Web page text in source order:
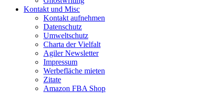
Kontakt und Misc
Kontakt aufnehmen
Datenschutz
Umweltschutz
Charta der Vielfalt
Agiler Newsletter
Impressum
Werbefläche mieten
Zitate
Amazon FBA Shop